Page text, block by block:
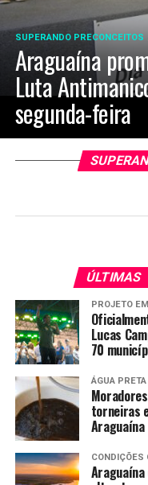
SUPERANDO PRECONCEITOS
Araguaína
Luta
segunda-feira
ÚLTIMAS
PROJETO
Lucas
70
ÁGUA PRETA
torneiras
Araguaína
CONDIÇÕES